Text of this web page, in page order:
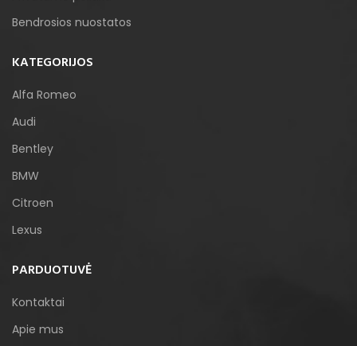
Bendrosios nuostatos
KATEGORIJOS
Alfa Romeo
Audi
Bentley
BMW
Citroen
Lexus
PARDUOTUVĖ
Kontaktai
Apie mus